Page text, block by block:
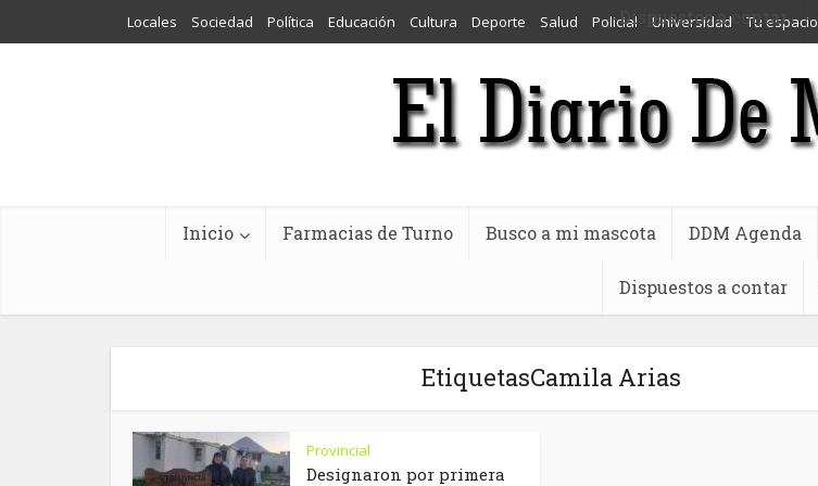
Dispuestos a contar
Locales Sociedad Política Educación Cultura Deporte Salud Policial Universidad Tu espacio
Inicio Farmacias de Turno Busco a mi mascota DDM Agenda
Dispuestos a contar
EtiquetasCamila Arias
Provincial
Designaron por primera